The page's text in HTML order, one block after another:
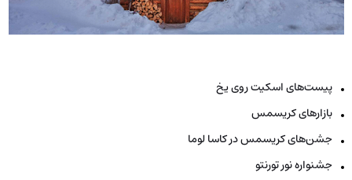
پیست‌های اسکیت روی یخ
بازارهای کریسمس
جشن‌های کریسمس در کاسا لوما
جشنواره نور تورنتو